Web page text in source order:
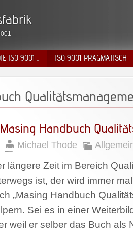
ISO 9001… ISO 9001 PRAGMATISCH
Handbuch
Michael Thode
längere Zeit im Bereich
ist, der wird immer
„Masing Handbuch
Sei es in einer
weil er selber das Buch als